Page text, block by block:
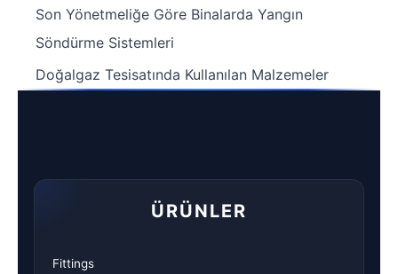
Son Yönetmeliğe Göre Binalarda Yangın
Söndürme Sistemleri
Doğalgaz Tesisatında Kullanılan Malzemeler
ÜRÜNLER
Fittings